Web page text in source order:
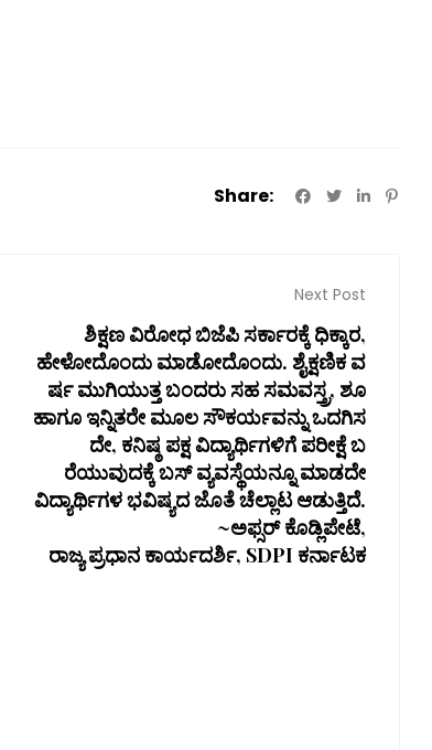
Share:
Next Post
ಶಿಕ್ಷಣ ವಿರೋಧ ಬಿಜೆಪಿ ಸರ್ಕಾರಕ್ಕೆ ಧಿಕ್ಕಾರ,
ಹೇಳೋದೊಂದು ಮಾಡೋದೊಂದು. ಶೈಕ್ಷಣಿಕ ವ
ರ್ಷ ಮುಗಿಯುತ್ತ ಬಂದರು ಸಹ ಸಮವಸ್ತ್ರ, ಶೂ
ಹಾಗೂ ಇನ್ನಿತರೇ ಮೂಲ ಸೌಕರ್ಯವನ್ನು ಒದಗಿಸ
ದೇ, ಕನಿಷ್ಠ ಪಕ್ಷ ವಿದ್ಯಾರ್ಥಿಗಳಿಗೆ ಪರೀಕ್ಷೆ ಬ
ರೆಯುವುದಕ್ಕೆ ಬಸ್ ವ್ಯವಸ್ಥೆಯನ್ನೂ ಮಾಡದೇ
ವಿದ್ಯಾರ್ಥಿಗಳ ಭವಿಷ್ಯದ ಜೊತೆ ಚೆಲ್ಲಾಟ ಆಡುತ್ತಿದೆ.
~ಅಫ್ಸರ್ ಕೊಡ್ಲಿಪೇಟೆ,
ರಾಜ್ಯ ಪ್ರಧಾನ ಕಾರ್ಯದರ್ಶಿ, SDPI ಕರ್ನಾಟಕ